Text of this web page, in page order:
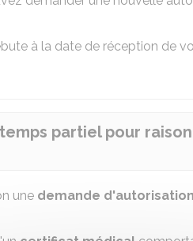
à la date de réception de
partiel pour raison
une demande d'autorisation